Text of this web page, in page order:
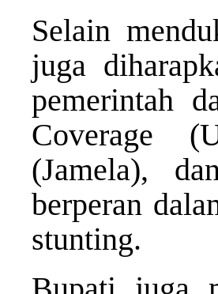
Selain
juga
pemerintah
Coverage
(Jamela),
berperan
stunting.